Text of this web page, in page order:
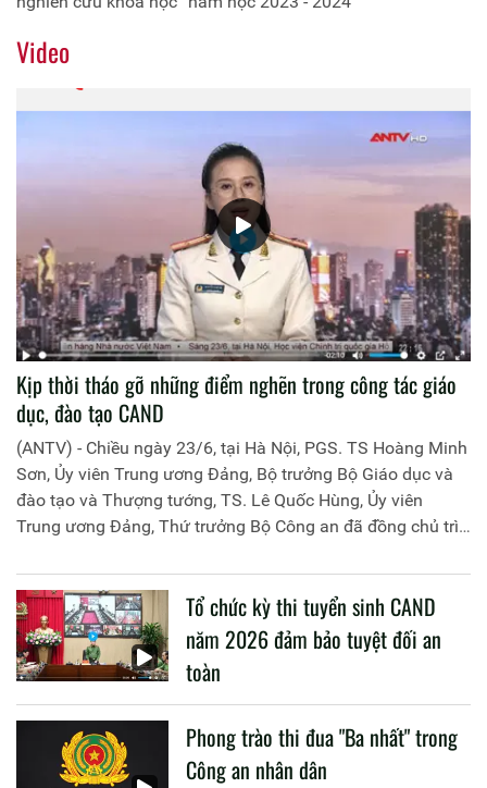
Video
Kịp thời tháo gỡ những điểm nghẽn trong công tác giáo
dục, đào tạo CAND
(ANTV) - Chiều ngày 23/6, tại Hà Nội, PGS. TS Hoàng Minh
Sơn, Ủy viên Trung ương Đảng, Bộ trưởng Bộ Giáo dục và
đào tạo và Thượng tướng, TS. Lê Quốc Hùng, Ủy viên
Trung ương Đảng, Thứ trưởng Bộ Công an đã đồng chủ trì
liên quan đến công tác giáo dục và đào tạo của lực lượng
CAND.
Tổ chức kỳ thi tuyển sinh CAND
năm 2026 đảm bảo tuyệt đối an
toàn
Phong trào thi đua "Ba nhất" trong
Công an nhân dân